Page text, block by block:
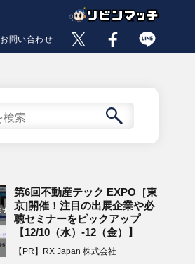
お問い合わせ
第6回不動産テック EXPO［東
京]開催！注目の出展企業や必
聴セミナーをピックアップ
【12/10（水）-12（金）】
【PR】RX Japan 株式会社